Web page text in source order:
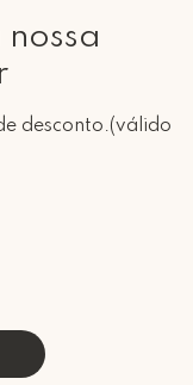
desconto.(válido